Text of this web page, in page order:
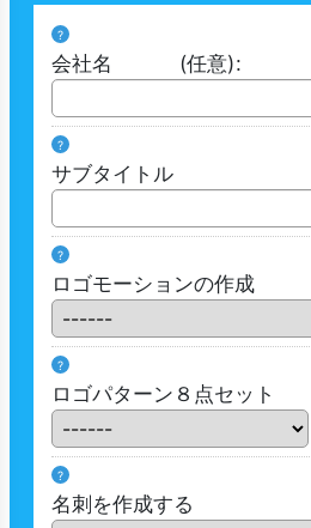
?
会社名 (任意):
?
サブタイトル
?
ロゴモーションの作成
?
ロゴパターン８点セット
?
名刺を作成する